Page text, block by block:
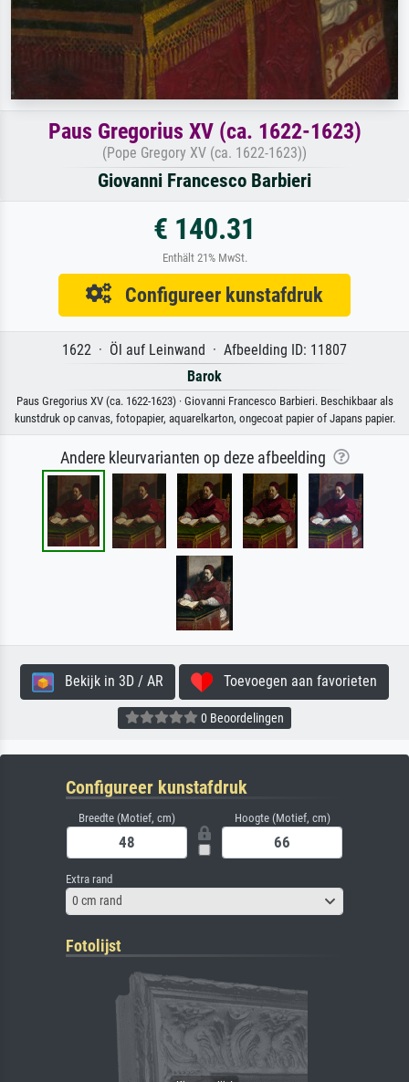
Paus Gregorius XV (ca. 1622-1623)
(Pope Gregory XV (ca. 1622-1623))
Giovanni Francesco Barbieri
€ 140.31
Enthält 21% MwSt.
Configureer kunstafdruk
1622 · Öl auf Leinwand · Afbeelding ID: 11807
Barok
Paus Gregorius XV (ca. 1622-1623) · Giovanni Francesco Barbieri. Beschikbaar als
kunstdruk op canvas, fotopapier, aquarelkarton, ongecoat papier of Japans papier.
Andere kleurvarianten op deze afbeelding
Bekijk in 3D / AR Toevoegen aan favorieten
0 Beoordelingen
Configureer kunstafdruk
Breedte (Motief, cm) Hoogte (Motief, cm)
Extra rand
0 cm rand
Fotolijst